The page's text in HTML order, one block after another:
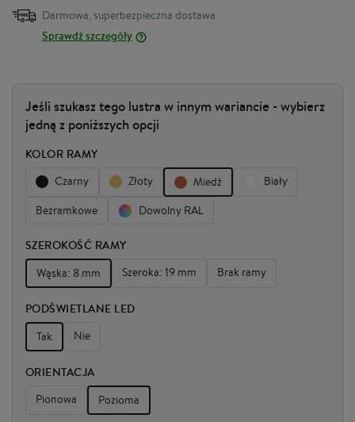
Darmowa, superbezpieczna dostawa
Sprawdź szczegóły
Jeśli szukasz tego lustra w innym wariancie - wybierz
jedną z poniższych opcji
KOLOR RAMY
Czarny
Złoty Miedź Biały
Bezramkowe Dowolny RAL
SZEROKOŚĆ RAMY
Wąska: 8 mm
Szeroka: 19 mm Brak ramy
PODŚWIETLANE LED
Tak
Nie
ORIENTACJA
Pionowa
Pozioma